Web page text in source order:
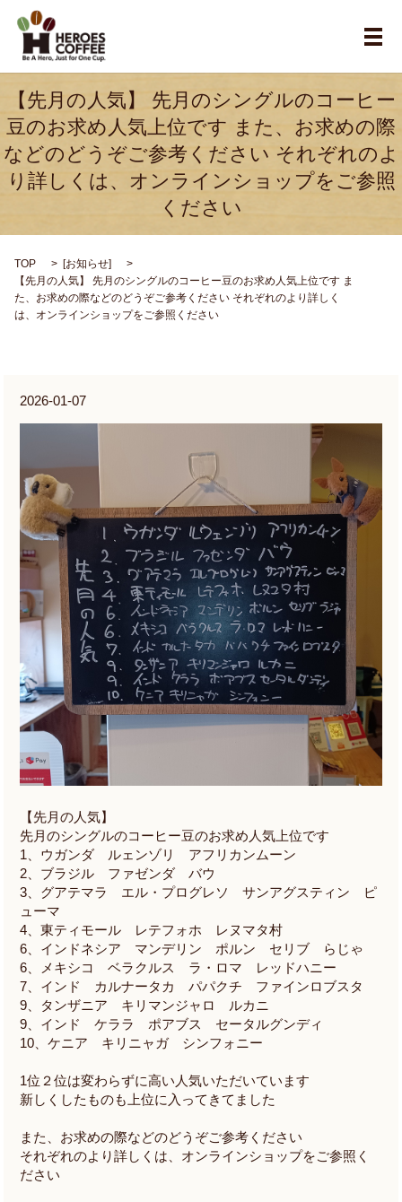
メ
【先月の人気】 先月のシングルのコーヒー
豆のお求め人気上位です また、お求めの際
などのどうぞご参考ください それぞれのよ
り詳しくは、オンラインショップをご参照
ください
TOP [お知らせ]
【先月の人気】 先月のシングルのコーヒー豆のお求め人気上位です ま
た、お求めの際などのどうぞご参考ください それぞれのより詳しく
は、オンラインショップをご参照ください
2026-01-07
【先月の人気】
先月のシングルのコーヒー豆のお求め人気上位です
1、ウガンダ ルェンゾリ アフリカンムーン
2、ブラジル ファゼンダ バウ
3、グアテマラ エル・プログレソ サンアグスティン ピ
ューマ
4、東ティモール レテフォホ レヌマタ村
6、インドネシア マンデリン ポルン セリブ らじゃ
6、メキシコ ベラクルス ラ・ロマ レッドハニー
7、インド カルナータカ パパクチ ファインロブスタ
9、タンザニア キリマンジャロ ルカニ
9、インド ケララ ポアブス セータルグンディ
10、ケニア キリニャガ シンフォニー
1位２位は変わらずに高い人気いただいています
新しくしたものも上位に入ってきてました
また、お求めの際などのどうぞご参考ください
それぞれのより詳しくは、オンラインショップをご参照く
ださい